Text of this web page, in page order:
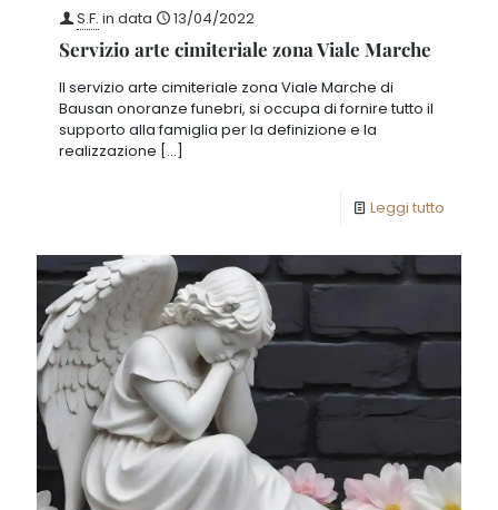
S.F. in data 13/04/2022
Servizio arte cimiteriale zona Viale Marche
Il servizio arte cimiteriale zona Viale Marche di
Bausan onoranze funebri, si occupa di fornire tutto il
supporto alla famiglia per la definizione e la
realizzazione […]
Leggi tutto